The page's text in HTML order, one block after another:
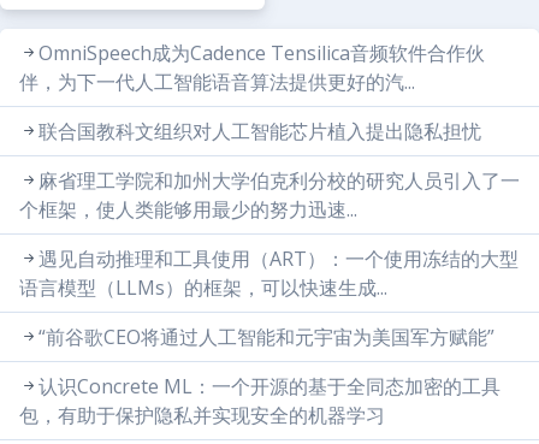
OmniSpeech成为Cadence Tensilica音频软件合作伙
伴，为下一代人工智能语音算法提供更好的汽...
联合国教科文组织对人工智能芯片植入提出隐私担忧
麻省理工学院和加州大学伯克利分校的研究人员引入了一
个框架，使人类能够用最少的努力迅速...
遇见自动推理和工具使用（ART）：一个使用冻结的大型
语言模型（LLMs）的框架，可以快速生成...
“前谷歌CEO将通过人工智能和元宇宙为美国军方赋能”
认识Concrete ML：一个开源的基于全同态加密的工具
包，有助于保护隐私并实现安全的机器学习